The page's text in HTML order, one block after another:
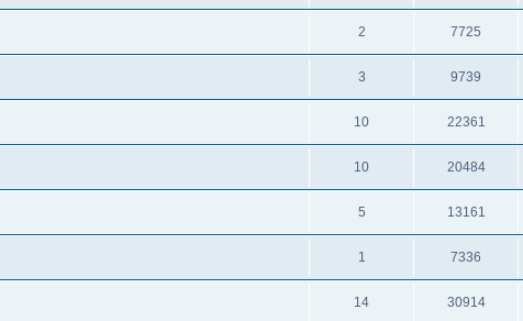
2 7725
3 9739
10 22361
10 20484
5 13161
1 7336
14 30914